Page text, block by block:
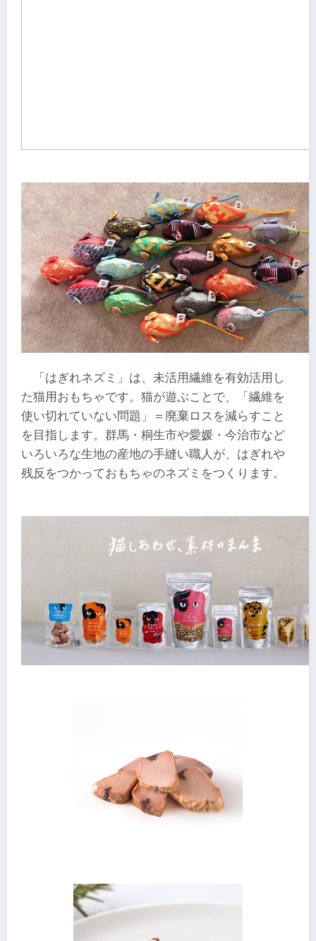
「はぎれネズミ」は、未活用繊維を有効活用し
た猫用おもちゃです。猫が遊ぶことで、「繊維を
使い切れていない問題」＝廃棄ロスを減らすこと
を目指します。群馬・桐生市や愛媛・今治市など
いろいろな生地の産地の手縫い職人が、はぎれや
残反をつかっておもちゃのネズミをつくります。